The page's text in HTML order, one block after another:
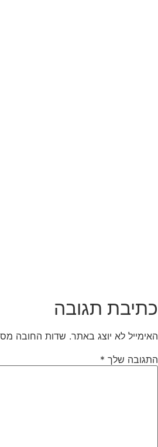
תגובה
לא יוצג באתר. שדות החובה
שלך*